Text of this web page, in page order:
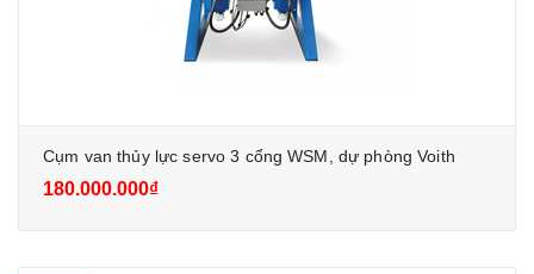
Cụm van thủy lực servo 3 cổng WSM, dự phòng Voith
180.000.000₫